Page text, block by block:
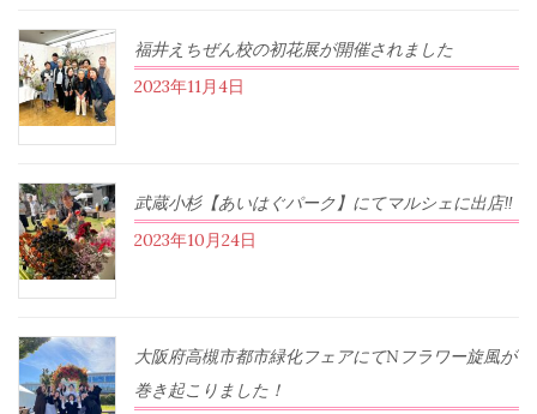
福井えちぜん校の初花展が開催されました
2023年11月4日
武蔵小杉【あいはぐパーク】にてマルシェに出店‼︎
2023年10月24日
大阪府高槻市都市緑化フェアにてNフラワー旋風が
巻き起こりました！